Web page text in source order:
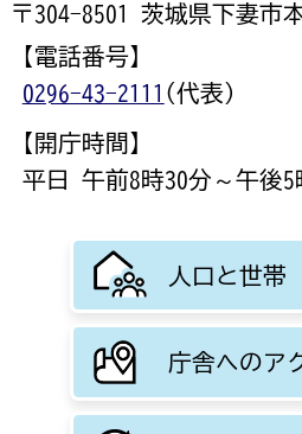
〒304-8501 茨城県下妻市
【電話番号】
0296-43-2111 (代表)
【開庁時間】
平日 午前8時30分～午後5
人口と世帯
庁舎へのア